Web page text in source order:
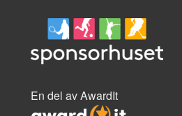
En del av AwardIt